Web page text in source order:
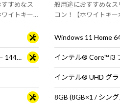
すめなス
イトキー
インテル® Core™ i5 プロセッサー 14400F
般用途におすすめな
コン！【ホワイトキ
Windows 11 Home
インテル® Core™ i3
インテル® UHD グ
8GB (8GB×1 / シン